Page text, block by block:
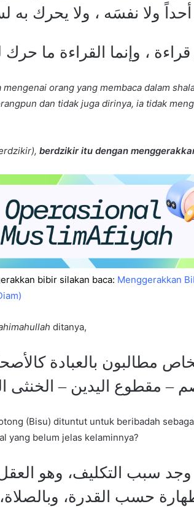
ولا نفسَه ، ولا يحرك به
، وإنما القراءة ما حرك
mengenai orang yang membaca dalam
dan tidak juga dirinya, ia tidak
berdzikir itu dengan
bibir silakan baca: Menggerakkan
ditanya,
مطالبون بالعبادة
– مقطوع اليدين –
(Bisu) dituntut untuk beribadah
yang belum jelas kelaminnya?
وجد سبب التكليف، وهو العقل
حسب القدرة،